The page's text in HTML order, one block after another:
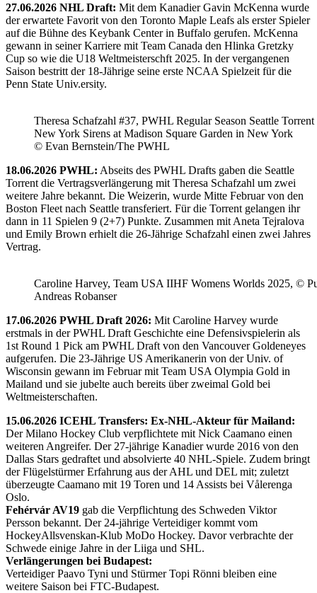
27.06.2026 NHL Draft: Mit dem Kanadier Gavin McKenna wurde
der erwartete Favorit von den Toronto Maple Leafs als erster Spieler
auf die Bühne des Keybank Center in Buffalo gerufen. McKenna
gewann in seiner Karriere mit Team Canada den Hlinka Gretzky
Cup so wie die U18 Weltmeisterschft 2025. In der vergangenen
Saison bestritt der 18-Jährige seine erste NCAA Spielzeit für die
Penn State Univ.ersity.
Theresa Schafzahl #37, PWHL Regular Season Seattle Torrent
New York Sirens at Madison Square Garden in New York
© Evan Bernstein/The PWHL
18.06.2026 PWHL: Abseits des PWHL Drafts gaben die Seattle
Torrent die Vertragsverlängerung mit Theresa Schafzahl um zwei
weitere Jahre bekannt. Die Weizerin, wurde Mitte Februar von den
Boston Fleet nach Seattle transferiert. Für die Torrent gelangen ihr
dann in 11 Spielen 9 (2+7) Punkte. Zusammen mit Aneta Tejralova
und Emily Brown erhielt die 26-Jährige Schafzahl einen zwei Jahres
Vertrag.
Caroline Harvey, Team USA IIHF Womens Worlds 2025, ©
Andreas Robanser
17.06.2026 PWHL Draft 2026: Mit Caroline Harvey wurde
erstmals in der PWHL Draft Geschichte eine Defensivspielerin als
1st Round 1 Pick am PWHL Draft von den Vancouver Goldeneyes
aufgerufen. Die 23-Jährige US Amerikanerin von der Univ. of
Wisconsin gewann im Februar mit Team USA Olympia Gold in
Mailand und sie jubelte auch bereits über zweimal Gold bei
Weltmeisterschaften.
15.06.2026 ICEHL Transfers: Ex-NHL-Akteur für Mailand:
Der Milano Hockey Club verpflichtete mit Nick Caamano einen
weiteren Angreifer. Der 27-jährige Kanadier wurde 2016 von den
Dallas Stars gedraftet und absolvierte 40 NHL-Spiele. Zudem bringt
der Flügelstürmer Erfahrung aus der AHL und DEL mit; zuletzt
überzeugte Caamano mit 19 Toren und 14 Assists bei Vålerenga
Oslo.
Fehérvár AV19 gab die Verpflichtung des Schweden Viktor
Persson bekannt. Der 24-jährige Verteidiger kommt vom
HockeyAllsvenskan-Klub MoDo Hockey. Davor verbrachte der
Schwede einige Jahre in der Liiga und SHL.
Verlängerungen bei Budapest:
Verteidiger Paavo Tyni und Stürmer Topi Rönni bleiben eine
weitere Saison bei FTC-Budapest.